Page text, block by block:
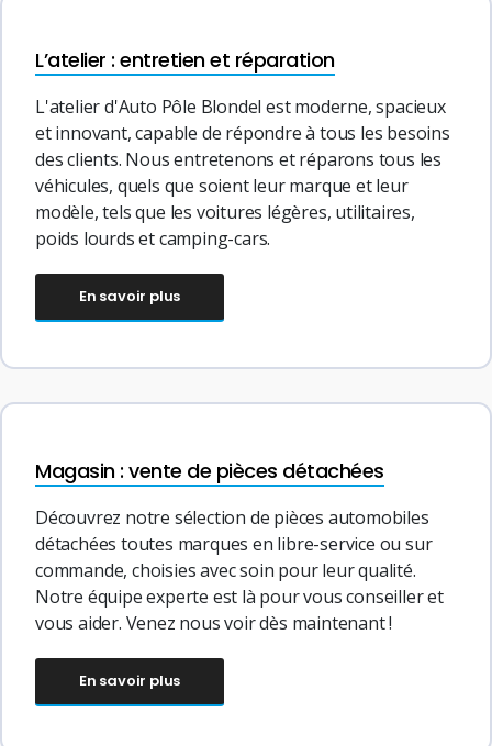
L’atelier : entretien et réparation
L'atelier d'Auto Pôle Blondel est moderne, spacieux
et innovant, capable de répondre à tous les besoins
des clients. Nous entretenons et réparons tous les
véhicules, quels que soient leur marque et leur
modèle, tels que les voitures légères, utilitaires,
poids lourds et camping-cars.
En savoir plus
Magasin : vente de pièces détachées
Découvrez notre sélection de pièces automobiles
détachées toutes marques en libre-service ou sur
commande, choisies avec soin pour leur qualité.
Notre équipe experte est là pour vous conseiller et
vous aider. Venez nous voir dès maintenant !
En savoir plus